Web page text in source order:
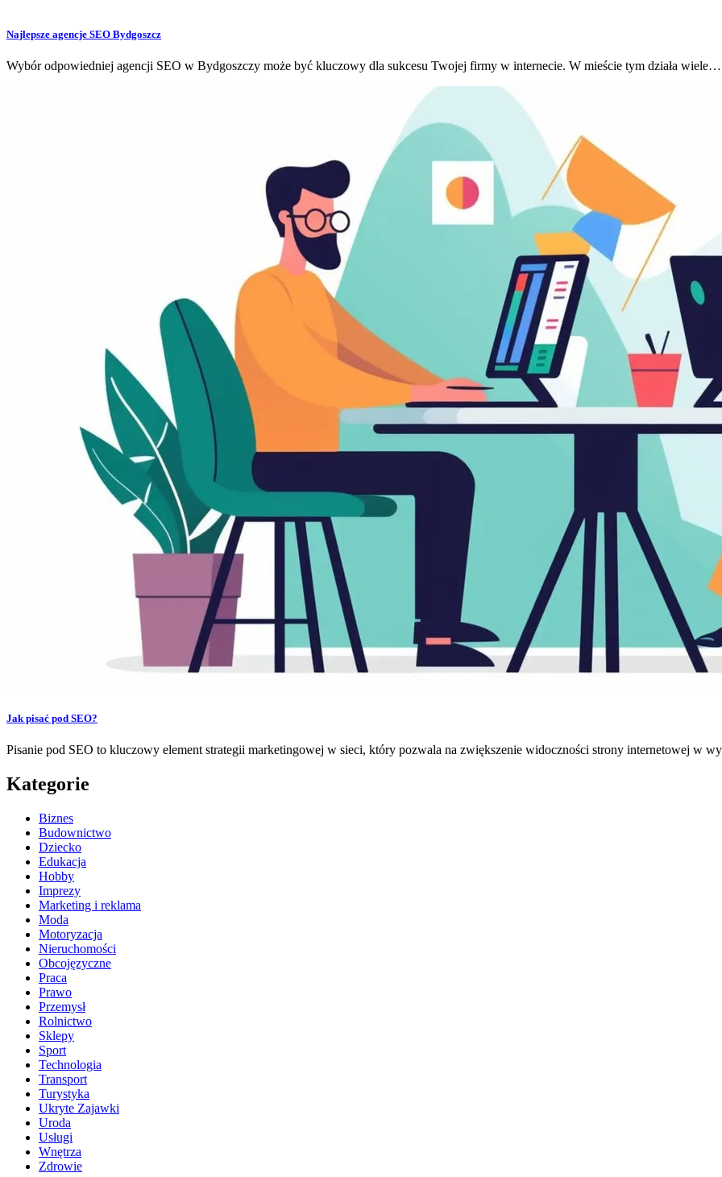
Najlepsze agencje SEO Bydgoszcz
Wybór odpowiedniej agencji SEO w Bydgoszczy może być kluczowy dla sukcesu Twojej firmy w internecie. W mieście tym działa wiele…
Jak pisać pod SEO?
Pisanie pod SEO to kluczowy element strategii marketingowej w sieci, który pozwala na zwiększenie widoczności strony internetowej w
Kategorie
Biznes
Budownictwo
Dziecko
Edukacja
Hobby
Imprezy
Marketing i reklama
Moda
Motoryzacja
Nieruchomości
Obcojęzyczne
Praca
Prawo
Przemysł
Rolnictwo
Sklepy
Sport
Technologia
Transport
Turystyka
Ukryte Zajawki
Uroda
Usługi
Wnętrza
Zdrowie